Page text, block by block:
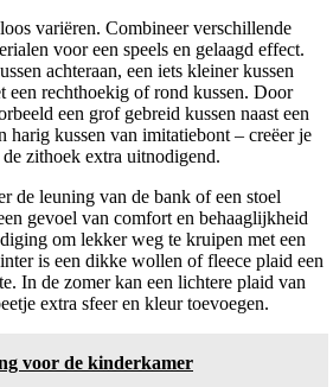
variëren. Combineer verschillende
voor een speels en gelaagd effect.
achteraan, een iets kleiner kussen
een rechthoekig of rond kussen. Door
een grof gebreid kussen naast een
harig kussen van imitatiebont – creëer je
zithoek extra uitnodigend.
de leuning van de bank of een stoel
gevoel van comfort en behaaglijkheid
om lekker weg te kruipen met een
is een dikke wollen of fleece plaid een
In de zomer kan een lichtere plaid van
extra sfeer en kleur toevoegen.
voor de kinderkamer